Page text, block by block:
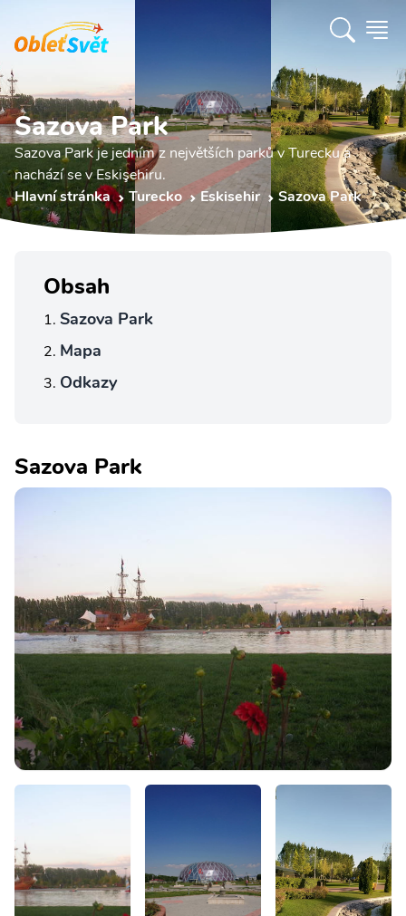
Sazova Park
Sazova Park je jedním z největších parků v Turecku a
nachází se v Eskişehiru.
Hlavní stránka
Turecko Eskisehir Sazova Park
Obsah
Sazova Park
Mapa
Odkazy
Sazova Park